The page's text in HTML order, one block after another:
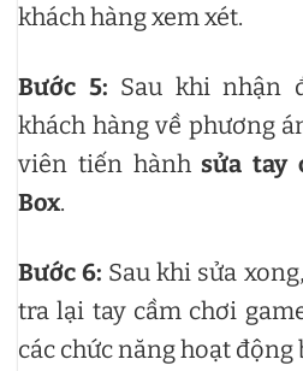
khách hàng xem xét.
Bước 5: Sau khi nhận
khách hàng về phương
viên tiến hànhsửa tay
Box.
Bước 6: Sau khi sửa
tra lại tay cầm chơi
các chức năng hoạt